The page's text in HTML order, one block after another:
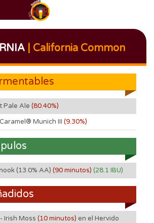
| California Common
Pale Ale (80.40%)
Munich III (9.30%)
(13.0% AA) (90 minutos) (28.1 IBU)
- Irish Moss (10 minutos) en el Hervido